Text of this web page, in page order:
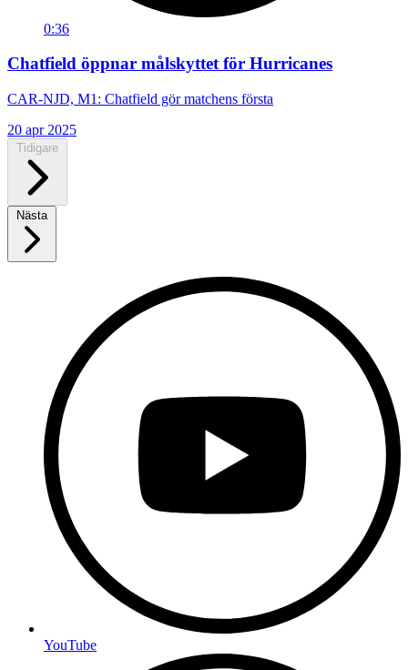
0:36
Chatfield öppnar målskyttet för Hurricanes
CAR-NJD, M1: Chatfield gör matchens första
20 apr 2025
Tidigare
Nästa
YouTube